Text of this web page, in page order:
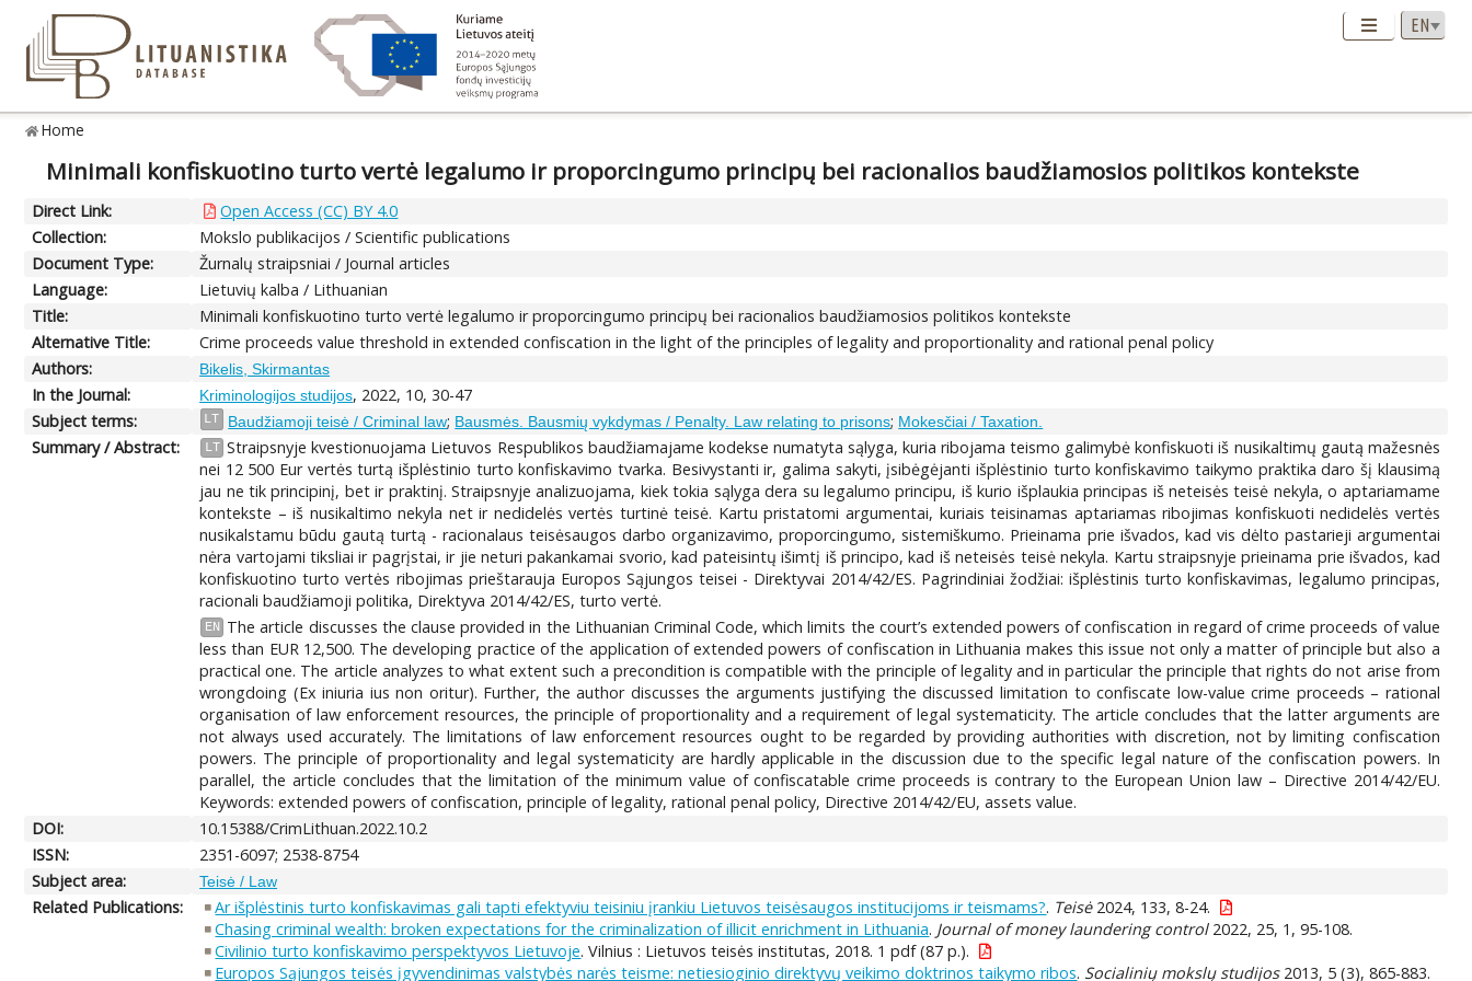
Home
Minimali konfiskuotino turto vertė legalumo ir proporcingumo principų bei racionalios baudžiamosios politikos kontekste
Direct Link:
Open Access (CC) BY 4.0
Collection:
Mokslo publikacijos / Scientific publications
Document Type:
Žurnalų straipsniai / Journal articles
Language:
Lietuvių kalba / Lithuanian
Title:
Minimali konfiskuotino turto vertė legalumo ir proporcingumo principų bei racionalios baudžiamosios politikos kontekste
Alternative Title:
Crime proceeds value threshold in extended confiscation in the light of the principles of legality and proportionality and rational penal policy
Authors:
Bikelis, Skirmantas
In the Journal: Kriminologijos studijos, 2022, 10, 30-47
Subject terms:
LT Baudžiamoji teisė / Criminal law; Bausmės. Bausmių vykdymas / Penalty. Law relating to prisons; Mokesčiai / Taxation.
Summary / Abstract: LT Straipsnyje kvestionuojama Lietuvos Respublikos baudžiamajame kodekse numatyta sąlyga, kuria ribojama teismo galimybė konfiskuoti iš nusikaltimų gautą mažesnės
nei 12 500 Eur vertės turtą išplėstinio turto konfiskavimo tvarka. Besivystanti ir, galima sakyti, įsibėgėjanti išplėstinio turto konfiskavimo taikymo praktika daro šį klausimą
jau ne tik principinį, bet ir praktinį. Straipsnyje analizuojama, kiek tokia sąlyga dera su legalumo principu, iš kurio išplaukia principas iš neteisės teisė nekyla, o aptariamame
kontekste – iš nusikaltimo nekyla net ir nedidelės vertės turtinė teisė. Kartu pristatomi argumentai, kuriais teisinamas aptariamas ribojimas konfiskuoti nedidelės vertės
nusikalstamu būdu gautą turtą - racionalaus teisėsaugos darbo organizavimo, proporcingumo, sistemiškumo. Prieinama prie išvados, kad vis dėlto pastarieji argumentai
nėra vartojami tiksliai ir pagrįstai, ir jie neturi pakankamai svorio, kad pateisintų išimtį iš principo, kad iš neteisės teisė nekyla. Kartu straipsnyje prieinama prie išvados, kad
konfiskuotino turto vertės ribojimas prieštarauja Europos Sąjungos teisei - Direktyvai 2014/42/ES. Pagrindiniai žodžiai: išplėstinis turto konfiskavimas, legalumo principas,
racionali baudžiamoji politika, Direktyva 2014/42/ES, turto vertė.
EN
The article discusses the clause provided in the Lithuanian Criminal Code, which limits the court’s extended powers of confiscation in regard of crime proceeds of value
less than EUR 12,500. The developing practice of the application of extended powers of confiscation in Lithuania makes this issue not only a matter of principle but also a
practical one. The article analyzes to what extent such a precondition is compatible with the principle of legality and in particular the principle that rights do not arise from
wrongdoing (Ex iniuria ius non oritur). Further, the author discusses the arguments justifying the discussed limitation to confiscate low-value crime proceeds – rational
organisation of law enforcement resources, the principle of proportionality and a requirement of legal systematicity. The article concludes that the latter arguments are
not always used accurately. The limitations of law enforcement resources ought to be regarded by providing authorities with discretion, not by limiting confiscation
powers. The principle of proportionality and legal systematicity are hardly applicable in the discussion due to the specific legal nature of the confiscation powers. In
parallel, the article concludes that the limitation of the minimum value of confiscatable crime proceeds is contrary to the European Union law – Directive 2014/42/EU.
Keywords: extended powers of confiscation, principle of legality, rational penal policy, Directive 2014/42/EU, assets value.
DOI:
10.15388/CrimLithuan.2022.10.2
ISSN:
2351-6097; 2538-8754
Subject area:
Teisė / Law
Related Publications: Ar išplėstinis turto konfiskavimas gali tapti efektyviu teisiniu įrankiu Lietuvos teisėsaugos institucijoms ir teismams?. Teisė2024, 133, 8-24.
Chasing criminal wealth: broken expectations for the criminalization of illicit enrichment in Lithuania. Journal of money laundering control2022, 25, 1, 95-108.
Civilinio turto konfiskavimo perspektyvos Lietuvoje. Vilnius : Lietuvos teisės institutas, 2018. 1 pdf (87 p.).
Europos Sąjungos teisės įgyvendinimas valstybės narės teisme: netiesioginio direktyvų veikimo doktrinos taikymo ribos. Socialinių mokslų studijos2013, 5 (3), 865-883.